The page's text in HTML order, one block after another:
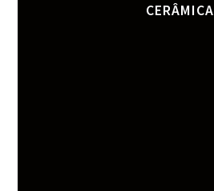
CERÂMICA